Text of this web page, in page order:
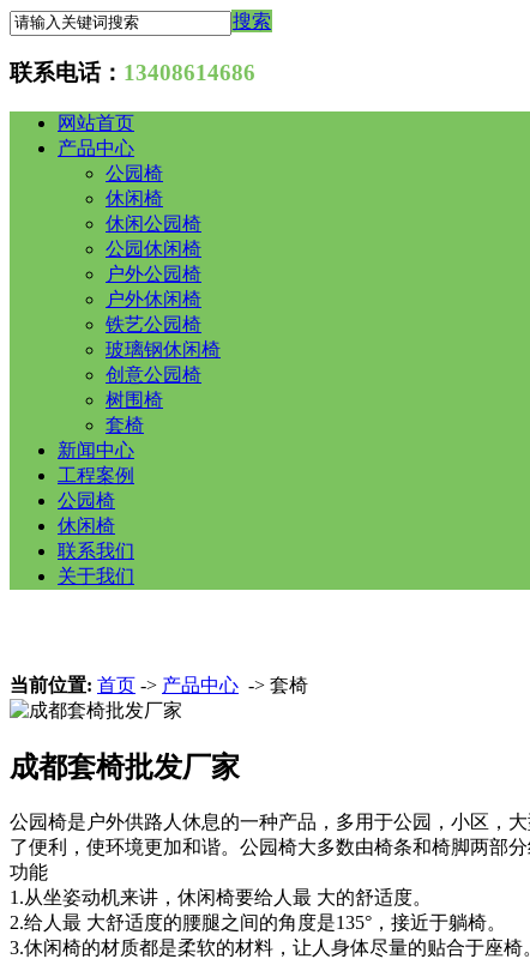
搜索
联系电话： 13408614686
网站首页
产品中心
公园椅
休闲椅
休闲公园椅
公园休闲椅
户外公园椅
户外休闲椅
铁艺公园椅
玻璃钢休闲椅
创意公园椅
树围椅
套椅
新闻中心
工程案例
公园椅
休闲椅
联系我们
关于我们
当前位置: 首页 -> 产品中心 -> 套椅
成都套椅批发厂家
公园椅是户外供路人休息的一种产品，多用于公园，小区，
了便利，使环境更加和谐。公园椅大多数由椅条和椅脚两部分
功能
1.从坐姿动机来讲，休闲椅要给人最 大的舒适度。
2.给人最 大舒适度的腰腿之间的角度是135°，接近于躺椅。
3.休闲椅的材质都是柔软的材料，让人身体尽量的贴合于座椅